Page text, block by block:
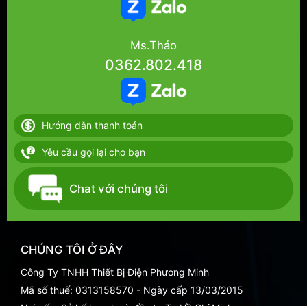
Ms.Thảo
0362.802.418
Hướng dẫn thanh toán
Yêu cầu gọi lại cho bạn
Chat với chúng tôi
CHÚNG TÔI Ở ĐÂY
Công Ty TNHH Thiết Bị Điện Phương Minh
Mã số thuế: 0313158570 - Ngày cấp 13/03/2015